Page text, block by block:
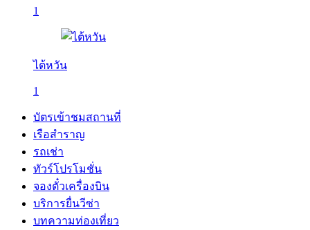
1
ไต้หวัน
1
บัตรเข้าชมสถานที่
เรือสำราญ
รถเช่า
ทัวร์โปรโมชั่น
จองตั๋วเครื่องบิน
บริการยื่นวีซ่า
บทความท่องเที่ยว